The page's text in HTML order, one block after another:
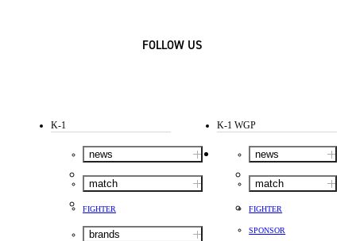
FOLLOW US
K-1
news
match
FIGHTER
brands
K-1 WGP
news
match
FIGHTER
SPONSOR